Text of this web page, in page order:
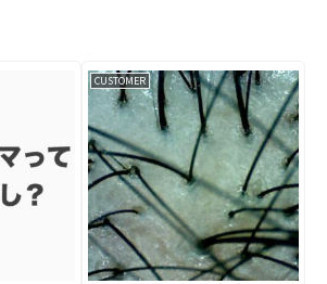
CUSTOMER